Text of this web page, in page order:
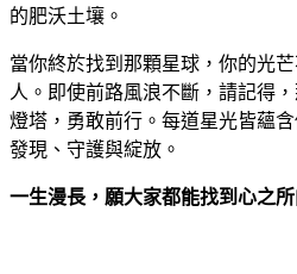
的肥沃土壤。
當你終於找到那顆星球，你的光
人。即使前路風浪不斷，請記得
燈塔，勇敢前行。每道星光皆蘊
發現、守護與綻放。
一生漫長，願大家都能找到心之所